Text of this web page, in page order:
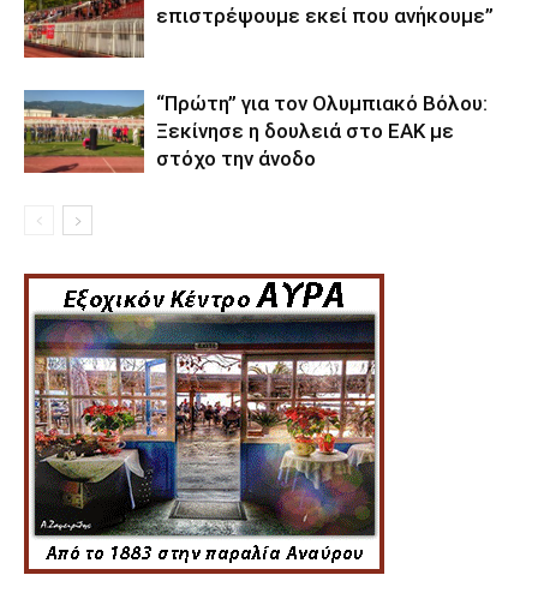
επιστρέψουμε εκεί που ανήκουμε”
“Πρώτη” για τον Ολυμπιακό Βόλου:
Ξεκίνησε η δουλειά στο ΕΑΚ με
στόχο την άνοδο